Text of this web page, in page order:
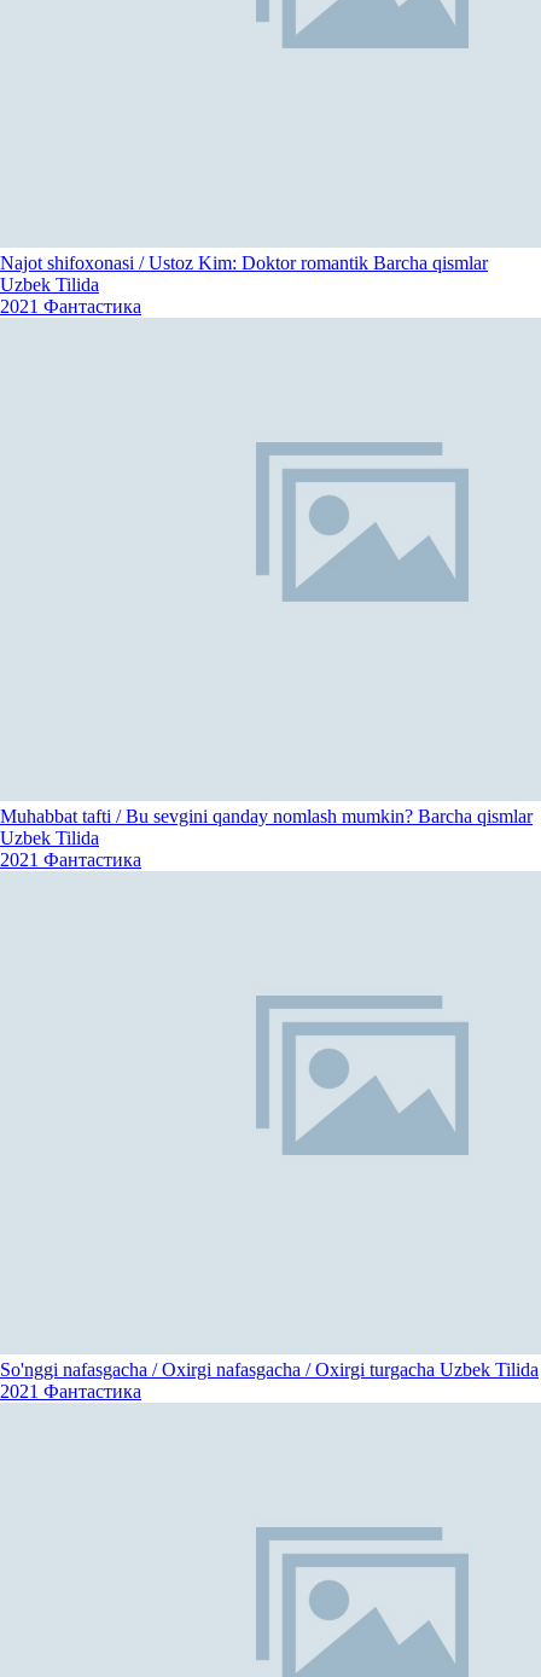
Najot shifoxonasi / Ustoz Kim: Doktor romantik Barcha qismlar
Uzbek Tilida
2021 Фантастика
Muhabbat tafti / Bu sevgini qanday nomlash mumkin? Barcha qismlar
Uzbek Tilida
2021 Фантастика
So'nggi nafasgacha / Oxirgi nafasgacha / Oxirgi turgacha Uzbek Tilida
2021 Фантастика